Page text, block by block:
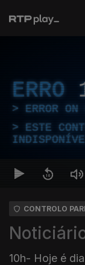
ERRO
ERROR
ESTE
CONTROLO
10h- Hoje é